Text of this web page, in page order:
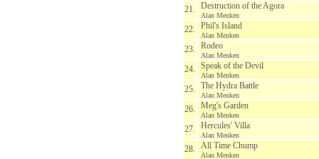
21. Destruction of the Agora
Alan Menken
22. Phil's Island
Alan Menken
23. Rodeo
Alan Menken
24. Speak of the Devil
Alan Menken
25. The Hydra Battle
Alan Menken
26. Meg's Garden
Alan Menken
27. Hercules' Villa
Alan Menken
28. All Time Chump
Alan Menken